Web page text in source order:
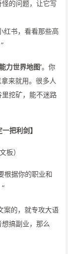
的问题，让它写
红书，看看那些高
力世界地图’。你
来就用。很多人
挖矿，能不迷路
把利剑】
板）
根据你的职业和
案的，就专攻大语
搞副业，那么